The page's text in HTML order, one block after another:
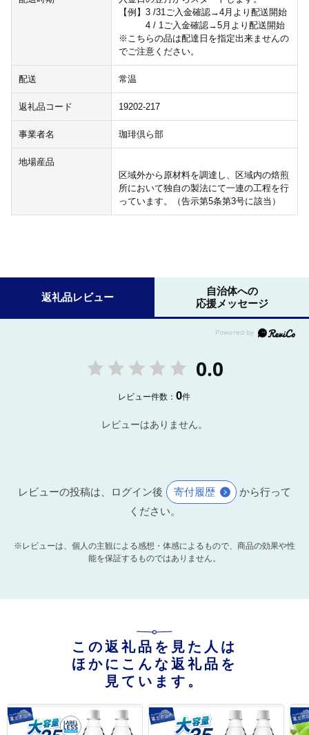
【例】3 /31ご入金確認→4月より配送開始
4 / 1ご入金確認→5月より配送開始
※こちらの品は配達日を指定出来ませんの
でご注意ください。
配送 常温
返礼品コード 19202-217
事業者名 珈琲倶ら部
地場産品
区域外から原材料を調達し、区域内の焙煎
所において独自の製法にて一連の工程を行
っています。（告示第5条第3号に該当）
返礼品レビュー
自治体への
応援メッセージ
0.0
レビュー件数：0件
レビューはありません。
レビューの投稿は、ログイン後 寄付履歴
から行って
ください。
※レビューは、個人の主観による感想・体感によるもので、商品の効果や性
能を保証するものではありません。
この返礼品を見た人は
ほかにこんな返礼品を
見ています。